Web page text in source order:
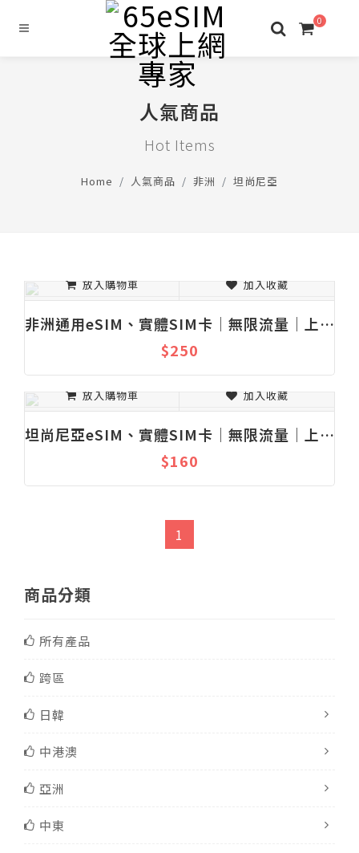
0
人氣商品
Hot Items
Home 人氣商品 非洲 坦尚尼亞
放入購物車 加入收藏
非洲通用eSIM、實體SIM卡│無限流量│上網吃到飽│固定流量│1-30天
$250
放入購物車 加入收藏
坦尚尼亞eSIM、實體SIM卡│無限流量│上網吃到飽│固定流量│1-30天
$160
1
商品分類
所有產品
跨區
日韓
中港澳
亞洲
中東